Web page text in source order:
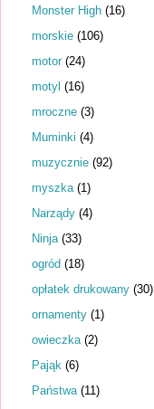
Monster High (16)
morskie (106)
motor (24)
motyl (16)
mroczne (3)
Muminki (4)
muzycznie (92)
myszka (1)
Narządy (4)
Ninja (33)
ogród (18)
opłatek drukowany (30)
ornamenty (1)
owieczka (2)
Pająk (6)
Państwa (11)